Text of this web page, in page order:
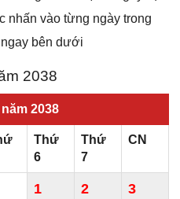
nhấn vào từng ngày trong
bên dưới
2038
2038
Thứ
6
Thứ
7
CN
1 2 3